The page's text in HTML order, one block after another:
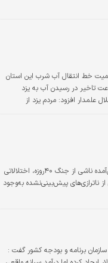
خط انتقال آب شرب این استان
قطعی برق در ایستگاه‌های پمپاژ، موجب پنج تا ۶ساعت تاخیر در رسیدن آب به یزد
افزود: مردم یزد از
دنیای‌اقتصاد – یزد:‌ با نزدیک شدن به فصل تابستان و مشکلات پیش‌آمده ناشی از جنگ ۴۰روزه، اختلالاتی
ناترازی‌های پیش‌بینی‌نشده به‌وجود
برنامه و بودجه کشور گفت :